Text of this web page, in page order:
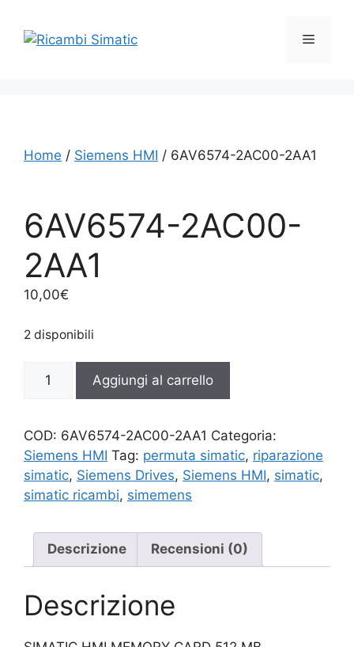
contenuto
Menu
Home / Siemens HMI / 6AV6574-2AC00-2AA1
6AV6574-2AC00-
2AA1
10,00€
2 disponibili
2AC00-
quantità
Aggiungi al carrello
COD: 6AV6574-2AC00-2AA1 Categoria:
Siemens HMI Tag: permuta simatic, riparazione
simatic, Siemens Drives, Siemens HMI, simatic,
simatic ricambi, simemens
Descrizione Recensioni (0)
Descrizione